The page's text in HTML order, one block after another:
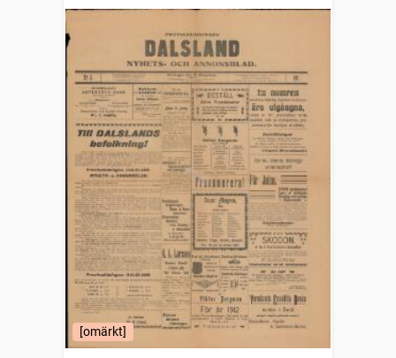
[omärkt]